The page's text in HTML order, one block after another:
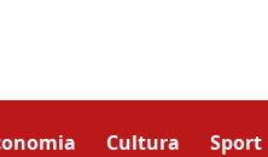
Cultura Sport